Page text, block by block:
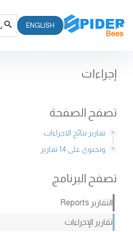
ENGLISH
تصفح الصفحة
تقارير نتائج الاجراءات:
وتحتوى على 14 تقارير
تصفح البرنامج
التقارير Reports
تقارير الإجراءات
إجراءات